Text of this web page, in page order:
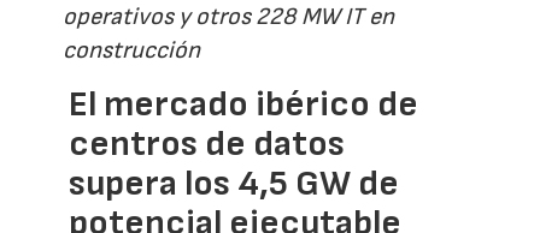
operativos y otros 228 MW IT en
construcción
El mercado ibérico de
centros de datos
supera los 4,5 GW de
potencial ejecutable